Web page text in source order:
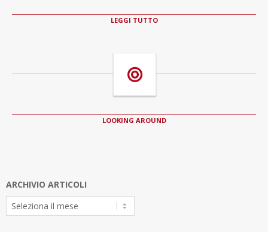
LEGGI TUTTO
LOOKING AROUND
ARCHIVIO ARTICOLI
Archivio
Articoli